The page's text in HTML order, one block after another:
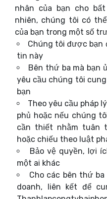
nhân của bạn cho
nhiên, chúng tôi có
của bạn trong một số
Chúng tôi được
tin này
Bên thứ ba mà bạn
yêu cầu chúng tôi
bạn
Theo yêu cầu pháp
phủ hoặc nếu chúng
cần thiết nhằm tuân
hoặc chiếu theo luật
Bảo vệ quyền, lợi
một ai khác
Cho các bên thứ
doanh, liên kết để